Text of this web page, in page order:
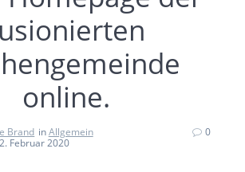
online.
Brand inAllgemein
Februar 2020
0